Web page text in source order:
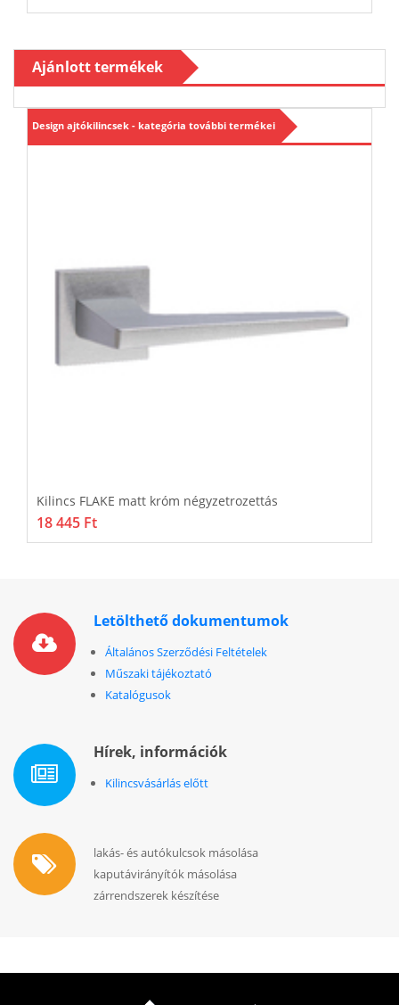
Ajánlott termékek
Design ajtókilincsek - kategória további termékei
Kilincs FLAKE matt króm négyzetrozettás
18 445 Ft
Letölthető dokumentumok
Általános Szerződési Feltételek
Műszaki tájékoztató
Katalógusok
Hírek, információk
Kilincsvásárlás előtt
lakás- és autókulcsok másolása
kaputávirányítók másolása
zárrendszerek készítése